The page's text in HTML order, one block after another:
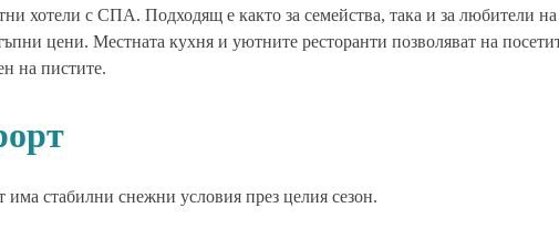
хотели с СПА. Подходящ е както за семейства, така и за любители
цени. Местната кухня и уютните ресторанти позволяват на
на пистите.
има стабилни снежни условия през целия сезон.